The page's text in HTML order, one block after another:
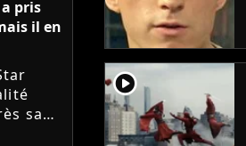
pris
il en
sa
player2